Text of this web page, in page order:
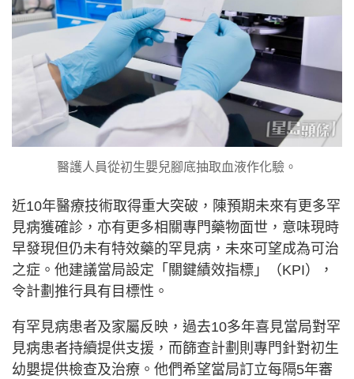
醫護人員從初生嬰兒腳底抽取血液作化驗。
近10年醫療技術取得重大突破，陳預期未來有更多罕
見病獲確診，亦有更多相關專門藥物面世，意味現時
早發現但仍未有特效藥的罕見病，未來可望成為可治
之症。他建議當局設定「關鍵績效指標」（KPI），
令計劃推行具有目標性。
有罕見病患者及家屬反映，過去10多年喜見當局對罕
見病患者持續提供支援，而篩查計劃則專門針對初生
幼嬰提供檢查及治療。他們希望當局訂立每隔5年審